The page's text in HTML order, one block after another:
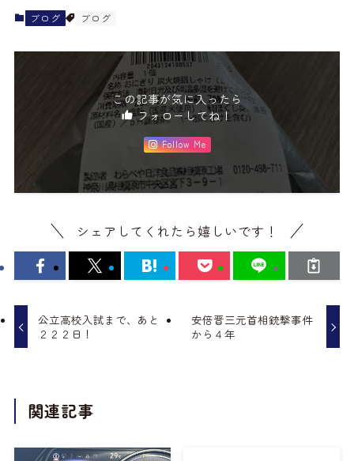
ブログ ブログ
この記事が気に入ったら
フォローしてね！
Follow Me
シェアしてくれたら嬉しいです！
公立高校入試まで、あと
２２２日！
安倍晋三元首相銃撃事件
から４年
関連記事